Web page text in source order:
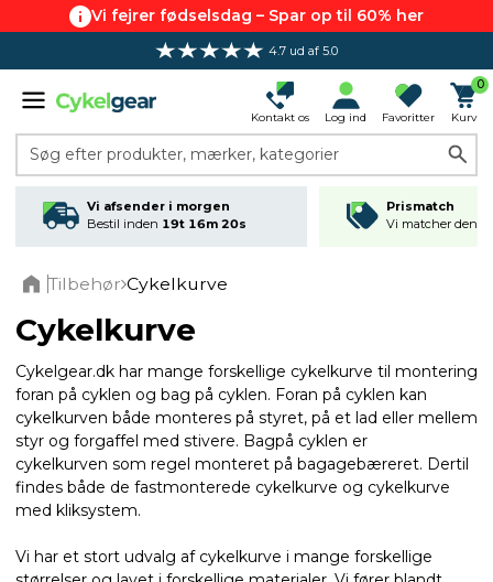
Vi fejrer fødselsdag – Spar op til 60% her
4.7 ud af 5.0
Kontakt os Log ind Favoritter
0
Kurv
Søg efter produkter, mærker, kategorier
Vi afsender i morgen
Bestil inden 19t 16m 19s
Prismatch
Vi matcher den
Tilbehør Cykelkurve
Cykelkurve
Cykelgear.dk har mange forskellige cykelkurve til montering
foran på cyklen og bag på cyklen. Foran på cyklen kan
cykelkurven både monteres på styret, på et lad eller mellem
styr og forgaffel med stivere. Bagpå cyklen er
cykelkurven som regel monteret på bagagebæreret. Dertil
findes både de fastmonterede cykelkurve og cykelkurve
med kliksystem.
Vi har et stort udvalg af cykelkurve i mange forskellige